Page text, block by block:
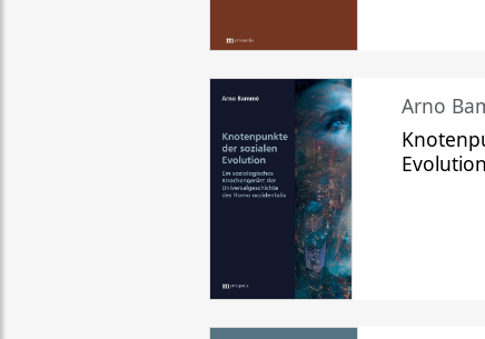
Arno
Evolution